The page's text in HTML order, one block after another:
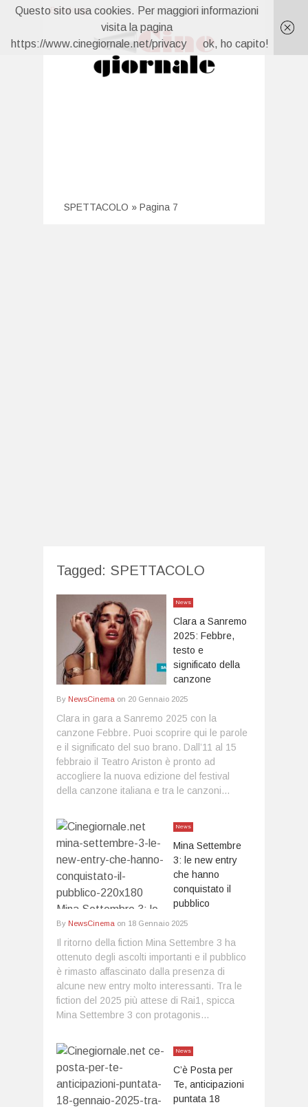
Breaking:
Ballando con le Stelle 2026, Alessandro Matri è il primo concorrente: la sfida dopo Federica Nargi
Un Posto al Sole, anticipazioni 7 agosto: Clara scopre tutto
La prossima settimana al cinema
Forbidden Fruit 4, anticipazioni 7 agosto: Yildiz scopre che Cagatay è fidanzato
SPETTACOLO » Pagina 7
Tagged: SPETTACOLO
News
Clara a Sanremo
2025: Febbre,
testo e
significato della
canzone
By NewsCinema on 20 Gennaio 2025
Clara in gara a Sanremo 2025 con la
canzone Febbre. Puoi scoprire qui le parole
e il significato del suo brano. Dall’11 al 15
febbraio il Teatro Ariston è pronto ad
accogliere la nuova edizione del festival
della canzone italiana e tra le canzoni...
News
Mina Settembre
3: le new entry
che hanno
conquistato il
pubblico
By NewsCinema on 18 Gennaio 2025
Il ritorno della fiction Mina Settembre 3 ha
ottenuto degli ascolti importanti e il pubblico
è rimasto affascinato dalla presenza di
alcune new entry molto interessanti. Tra le
fiction del 2025 più attese di Rai1, spicca
Mina Settembre 3 con protagonis...
News
C’è Posta per
Te, anticipazioni
puntata 18
Questo sito usa cookies. Per maggiori informazioni
visita la pagina
https://www.cinegiornale.net/privacy
ok, ho capito!